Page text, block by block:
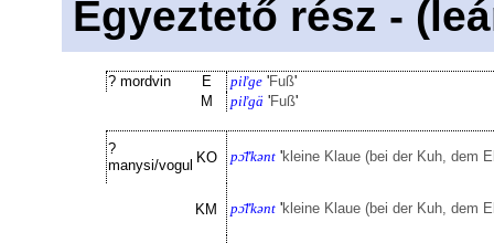
Egyeztető rész -
? mordvin E piľge 'Fuß'
M
piľgä 'Fuß'
?
manysi/vogul KO pɔ̈̄ľkənt 'kleine Klaue (bei der Kuh, dem
KM pɔ̈̄ľkənt 'kleine Klaue (bei der Kuh, dem